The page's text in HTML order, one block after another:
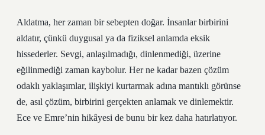
Aldatma, her zaman bir sebepten doğar. İnsanlar birbirini
aldatır, çünkü duygusal ya da fiziksel anlamda eksik
hissederler. Sevgi, anlaşılmadığı, dinlenmediği, üzerine
eğilinmediği zaman kaybolur. Her ne kadar bazen çözüm
odaklı yaklaşımlar, ilişkiyi kurtarmak adına mantıklı görünse
de, asıl çözüm, birbirini gerçekten anlamak ve dinlemektir.
Ece ve Emre’nin hikâyesi de bunu bir kez daha hatırlatıyor.